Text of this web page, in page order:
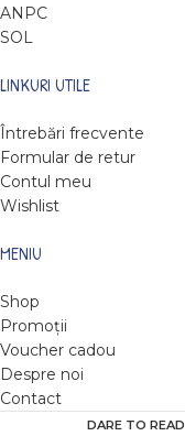
ANPC
SOL
LINKURI UTILE
Întrebări frecvente
Formular de retur
Contul meu
Wishlist
MENIU
Shop
Promoții
Voucher cadou
Despre noi
Contact
DARE TO READ